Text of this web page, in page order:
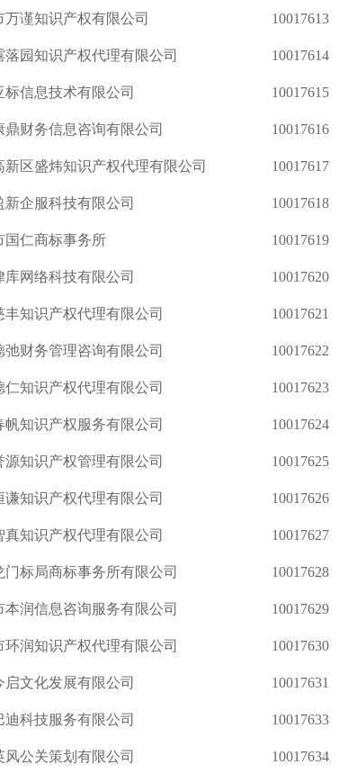
万谨知识产权有限公司 10017613
落园知识产权代理有限公司 10017614
标信息技术有限公司 10017615
鼎财务信息咨询有限公司 10017616
新区盛炜知识产权代理有限公司 10017617
新企服科技有限公司 10017618
国仁商标事务所 10017619
库网络科技有限公司 10017620
丰知识产权代理有限公司 10017621
弛财务管理咨询有限公司 10017622
仁知识产权代理有限公司 10017623
帆知识产权服务有限公司 10017624
源知识产权管理有限公司 10017625
谦知识产权代理有限公司 10017626
真知识产权代理有限公司 10017627
门标局商标事务所有限公司 10017628
本润信息咨询服务有限公司 10017629
环润知识产权代理有限公司 10017630
启文化发展有限公司 10017631
迪科技服务有限公司 10017633
风公关策划有限公司 10017634